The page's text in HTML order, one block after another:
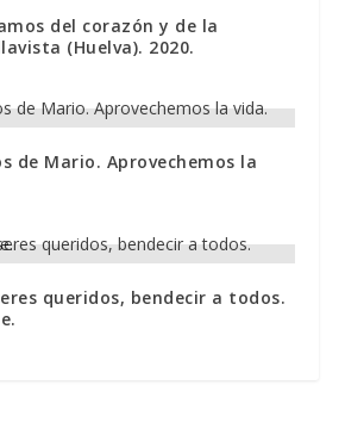
del corazón y de la
(Huelva). 2020.
de Mario. Aprovechemos la
queridos, bendecir a todos.